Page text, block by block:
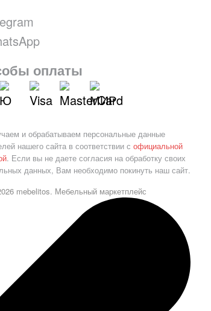
оплаты
и обрабатываем персональные данные
нашего сайта в соответствии с официальной
. Если вы не даете согласия на обработку своих
данных, Вам необходимо покинуть наш сайт.
mebelitos. Мебельный маркетплейс